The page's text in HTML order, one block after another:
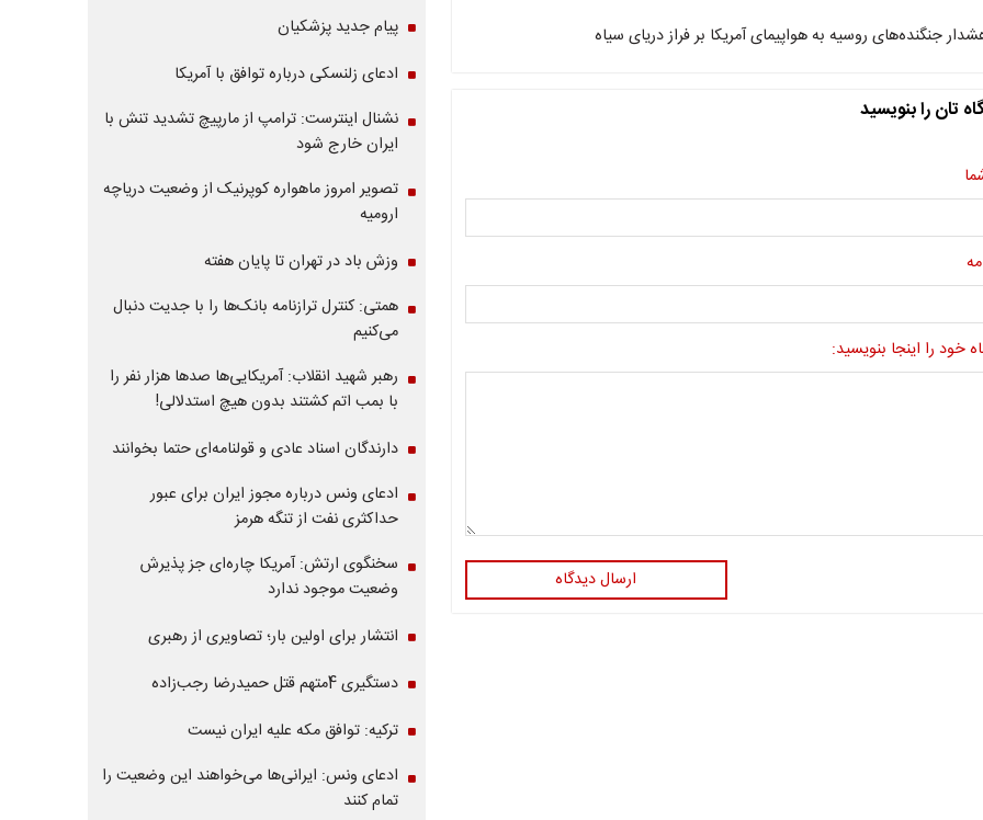
جنگنده‌های روسیه به هواپیمای آمریکا بر فراز دریای سیاه
تان را بنویسید
خود را اینجا بنویسید:
ارسال دیدگاه
پیام جدید پزشکیان
ادعای زلنسکی درباره توافق با آمریکا
نشنال اینترست: ترامپ از مارپیچ تشدید تنش با
ایران خارج شود
تصویر امروز ماهواره کوپرنیک از وضعیت دریاچه
ارومیه
وزش باد در تهران تا پایان هفته
همتی: کنترل ترازنامه بانک‌ها را با جدیت دنبال
می‌کنیم
رهبر شهید انقلاب: آمریکایی‌ها صدها هزار نفر را
با بمب اتم کشتند بدون هیچ استدلالی!
دارندگان اسناد عادی و قولنامه‌ای حتما بخوانند
ادعای ونس درباره مجوز ایران برای عبور
حداکثری نفت از تنگه هرمز
سخنگوی ارتش: آمریکا چاره‌ای جز پذیرش
وضعیت موجود ندارد
انتشار برای اولین بار؛ تصاویری از رهبری
دستگیری 4متهم قتل حمیدرضا رجب‌زاده
ترکیه: توافق مکه علیه ایران نیست
ادعای ونس: ایرانی‌ها می‌خواهند این وضعیت را
تمام کنند